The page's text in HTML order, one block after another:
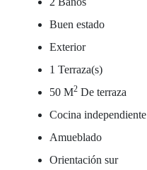
Buen estado
Exterior
1 Terraza(s)
50 M2 De terraza
Cocina independiente
Amueblado
Orientación sur